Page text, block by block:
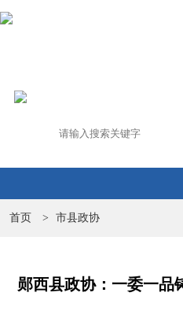
首页 > 市县政协
郧西县政协：一委一品